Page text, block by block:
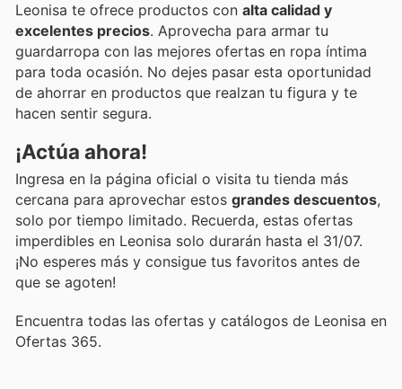
Leonisa te ofrece productos con alta calidad y
excelentes precios. Aprovecha para armar tu
guardarropa con las mejores ofertas en ropa íntima
para toda ocasión. No dejes pasar esta oportunidad
de ahorrar en productos que realzan tu figura y te
hacen sentir segura.
¡Actúa ahora!
Ingresa en la página oficial o visita tu tienda más
cercana para aprovechar estos grandes descuentos,
solo por tiempo limitado. Recuerda, estas ofertas
imperdibles en Leonisa solo durarán hasta el 31/07.
¡No esperes más y consigue tus favoritos antes de
que se agoten!
Encuentra todas las ofertas y catálogos de Leonisa en
Ofertas 365.